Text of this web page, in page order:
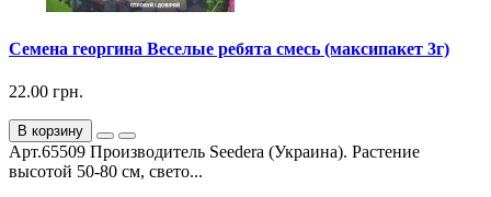
Семена георгина Веселые ребята смесь (максипакет 3г)
22.00 грн.
В корзину
Арт.65509 Производитель Seedera (Украина). Растение
высотой 50-80 см, свето...